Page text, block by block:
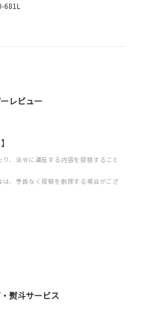
681L
レビュー
、法令に違反する内容を投稿すること
、予告なく投稿を削除する場合がござ
熨斗サービス